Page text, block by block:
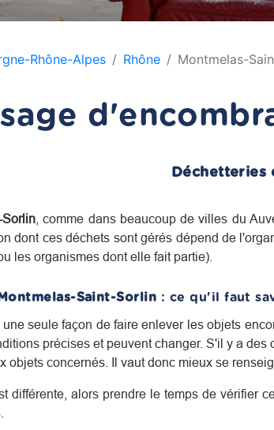
Rhône-Alpes Rhône Montmelas-
Déchetteries
Sorlin , comme dans beaucoup de villes du
dont ces déchets sont gérés dépend de
les organismes dont elle fait partie).
Montmelas-Saint-Sorlin : ce qu'il faut
seule façon de faire enlever les objets
précises et peuvent changer. S'il y a
objets concernés. Il vaut donc mieux se
différente, alors prendre le temps de vérifier